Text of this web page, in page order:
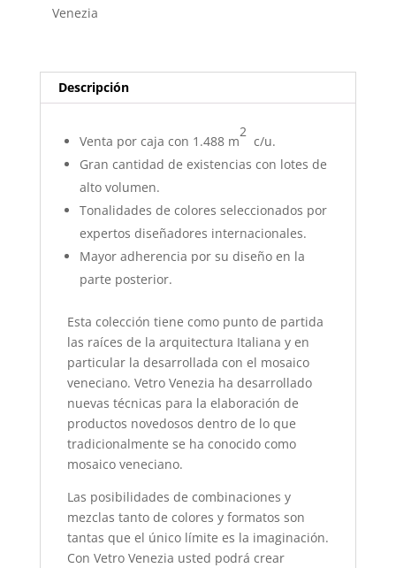
Venezia
Descripción
Venta por caja con 1.488 m
2
c/u.
Gran cantidad de existencias con lotes de
alto volumen.
Tonalidades de colores seleccionados por
expertos diseñadores internacionales.
Mayor adherencia por su diseño en la
parte posterior.
Esta colección tiene como punto de partida
las raíces de la arquitectura Italiana y en
particular la desarrollada con el mosaico
veneciano. Vetro Venezia ha desarrollado
nuevas técnicas para la elaboración de
productos novedosos dentro de lo que
tradicionalmente se ha conocido como
mosaico veneciano.
Las posibilidades de combinaciones y
mezclas tanto de colores y formatos son
tantas que el único límite es la imaginación.
Con Vetro Venezia usted podrá crear